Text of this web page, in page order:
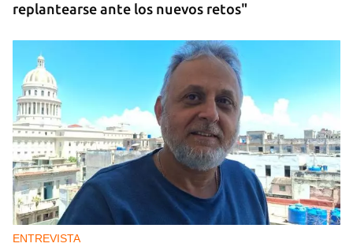
replantearse ante los nuevos retos"
ENTREVISTA